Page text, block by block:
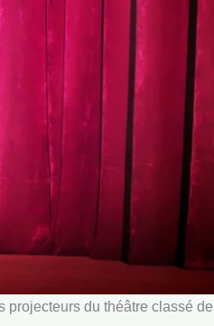
du théâtre classé